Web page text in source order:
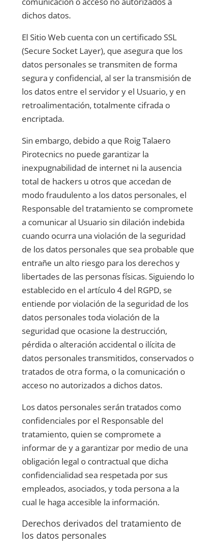
dichos datos.
El Sitio Web cuenta con un certificado SSL
(Secure Socket Layer), que asegura que los
datos personales se transmiten de forma
segura y confidencial, al ser la transmisión de
los datos entre el servidor y el Usuario, y en
retroalimentación, totalmente cifrada o
encriptada.
Sin embargo, debido a que Roig Talaero
Pirotecnicsno puede garantizar la
inexpugnabilidad de internet ni la ausencia
total de hackers u otros que accedan de
modo fraudulento a los datos personales, el
Responsable del tratamiento se compromete
a comunicar al Usuario sin dilación indebida
cuando ocurra una violación de la seguridad
de los datos personales que sea probable que
entrañe un alto riesgo para los derechos y
libertades de las personas físicas. Siguiendo lo
establecido en el artículo 4 del RGPD, se
entiende por violación de la seguridad de los
datos personales toda violación de la
seguridad que ocasione la destrucción,
pérdida o alteración accidental o ilícita de
datos personales transmitidos, conservados o
tratados de otra forma, o la comunicación o
acceso no autorizados a dichos datos.
Los datos personales serán tratados como
confidenciales por el Responsable del
tratamiento, quien se compromete a
informar de y a garantizar por medio de una
obligación legal o contractual que dicha
confidencialidad sea respetada por sus
empleados, asociados, y toda persona a la
cual le haga accesible la información.
Derechos derivados del tratamiento de
los datos personales